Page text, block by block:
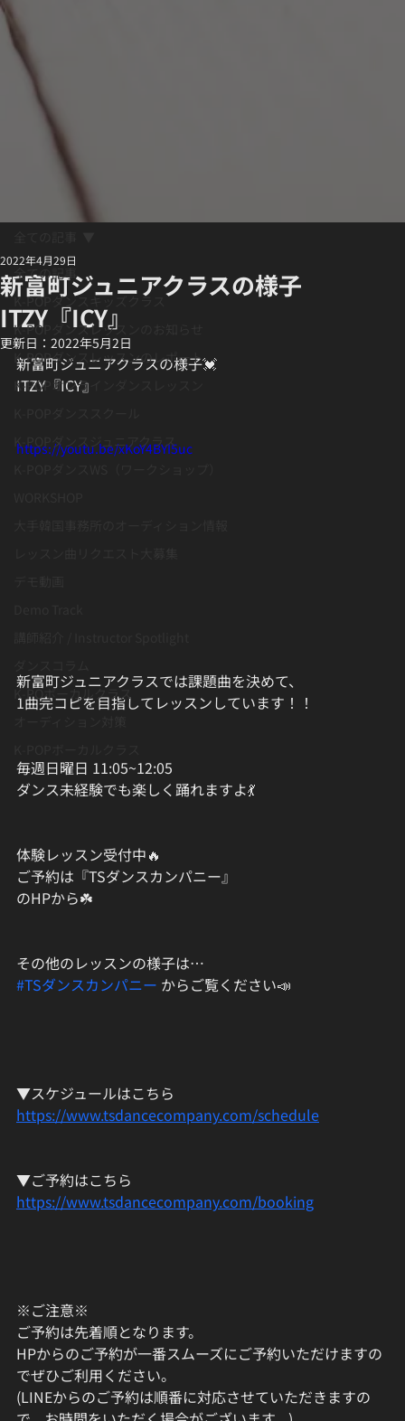
全ての記事
K-POPダンスキッズクラス
K-POPダンスレッスンのお知らせ
K-POPダンスレッスンのレポート
K-POPオンラインダンスレッスン
K-POPダンスジュニアクラス
K-POボーカルクラス
新富町ジュニアクラスの様子
ITZY『ICY』
2022年4月29日
更新日： 2022年5月2日
新富町ジュニアクラスの様子💓
ITZY『ICY』
https://youtu.be/xKoY4BYI5uc
新富町ジュニアクラスでは課題曲を決めて、
1曲完コピを目指してレッスンしています！！
毎週日曜日 11:05~12:05
ダンス未経験でも楽しく踊れますよ💃
体験レッスン受付中🔥
ご予約は『TSダンスカンパニー』
のHPから☘️
その他のレッスンの様子は…
#TSダンスカンパニー からご覧ください📣
▼スケジュールはこちら
https://www.tsdancecompany.com/schedule
▼ご予約はこちら
https://www.tsdancecompany.com/booking
※ご注意※
ご予約は先着順となります。
HPからのご予約が一番スムーズにご予約いただけますの
でぜひご利用ください。
(LINEからのご予約は順番に対応させていただきますの